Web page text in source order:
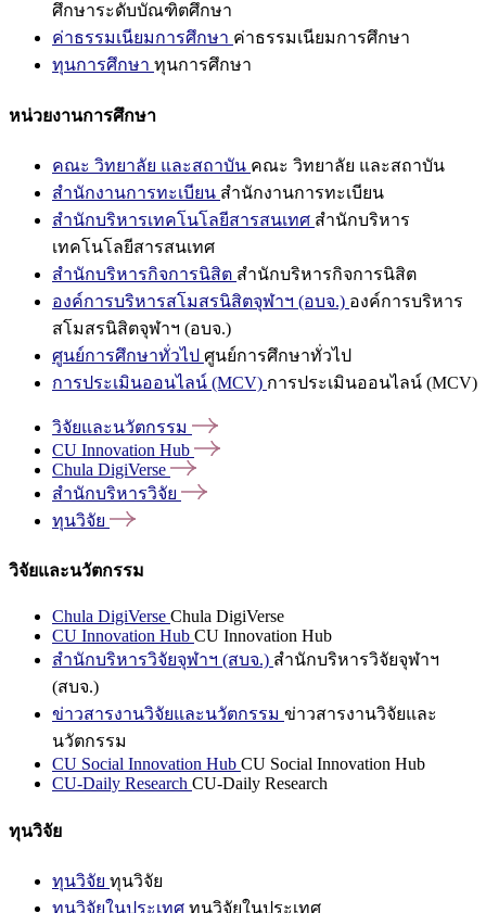
ศึกษาระดับบัณฑิตศึกษา
ค่าธรรมเนียมการศึกษา ค่าธรรมเนียมการศึกษา
ทุนการศึกษา ทุนการศึกษา
หน่วยงานการศึกษา
คณะ วิทยาลัย และสถาบัน คณะ วิทยาลัย และสถาบัน
สำนักงานการทะเบียน สำนักงานการทะเบียน
สำนักบริหารเทคโนโลยีสารสนเทศ สำนักบริหาร
เทคโนโลยีสารสนเทศ
สำนักบริหารกิจการนิสิต สำนักบริหารกิจการนิสิต
องค์การบริหารสโมสรนิสิตจุฬาฯ (อบจ.) องค์การบริหาร
สโมสรนิสิตจุฬาฯ (อบจ.)
ศูนย์การศึกษาทั่วไป ศูนย์การศึกษาทั่วไป
การประเมินออนไลน์ (MCV) การประเมินออนไลน์ (MCV)
วิจัยและนวัตกรรม
CU Innovation Hub
Chula DigiVerse
สำนักบริหารวิจัย
ทุนวิจัย
วิจัยและนวัตกรรม
Chula DigiVerse Chula DigiVerse
CU Innovation Hub CU Innovation Hub
สำนักบริหารวิจัยจุฬาฯ (สบจ.) สำนักบริหารวิจัยจุฬาฯ
(สบจ.)
ข่าวสารงานวิจัยและนวัตกรรม ข่าวสารงานวิจัยและ
นวัตกรรม
CU Social Innovation Hub CU Social Innovation Hub
CU-Daily Research CU-Daily Research
ทุนวิจัย
ทุนวิจัย ทุนวิจัย
ทุนวิจัยในประเทศ ทุนวิจัยในประเทศ